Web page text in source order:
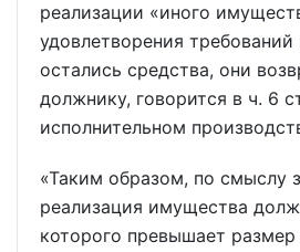
реализации «иного
удовлетворения требований
остались средства, они
должнику, говорится в ч. 6
исполнительном
«Таким образом, по смыслу
реализация имущества
которого превышает размер